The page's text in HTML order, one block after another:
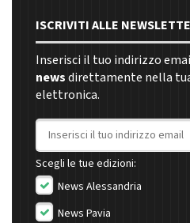
ISCRIVITI ALLE
Inserisci il tuo indirizzo
newsdirettamente nella
elettronica.
Indirizzo email
Scegli le tue edizioni:
News Alessandria
News Pavia